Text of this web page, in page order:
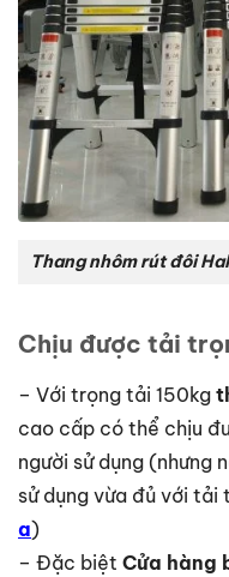
Thang nhôm rút đôi
Chịu được tải
– Với trọng tải 150kg
cao cấp có thể chịu
người sử dụng (nhưng
sử dụng vừa đủ với tải
a)
– Đặc biệt Cửa hàng